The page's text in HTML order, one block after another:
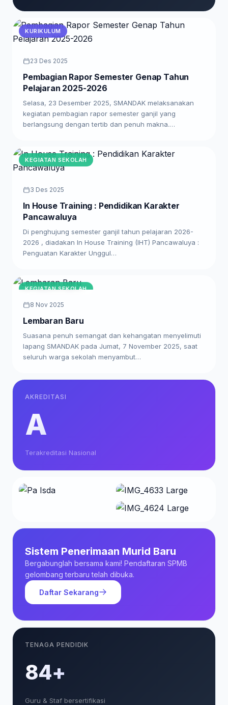
KURIKULUM
23 Des 2025
Pembagian Rapor Semester Genap Tahun
Pelajaran 2025-2026
Selasa, 23 Desember 2025, SMANDAK melaksanakan
kegiatan pembagian rapor semester ganjil yang
berlangsung dengan tertib dan penuh makna.…
KEGIATAN SEKOLAH
3 Des 2025
In House Training : Pendidikan Karakter
Pancawaluya
Di penghujung semester ganjil tahun pelajaran 2026-
2026 , diadakan In House Training (IHT) Pancawaluya :
Penguatan Karakter Unggul…
KEGIATAN SEKOLAH
8 Nov 2025
Lembaran Baru
Suasana penuh semangat dan kehangatan menyelimuti
lapang SMANDAK pada Jumat, 7 November 2025, saat
seluruh warga sekolah menyambut…
AKREDITASI
A
Terakreditasi Nasional
Sistem Penerimaan Murid Baru
Bergabunglah bersama kami! Pendaftaran SPMB
gelombang terbaru telah dibuka.
Daftar Sekarang
TENAGA PENDIDIK
85+
Guru & Staf bersertifikasi